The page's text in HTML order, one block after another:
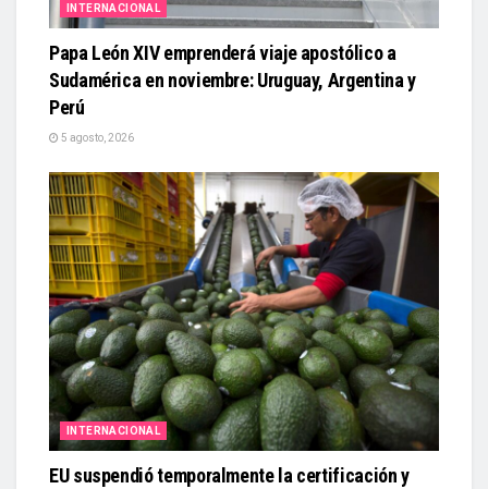
INTERNACIONAL
Papa León XIV emprenderá viaje apostólico a
Sudamérica en noviembre: Uruguay, Argentina y
Perú
5 agosto, 2026
INTERNACIONAL
EU suspendió temporalmente la certificación y